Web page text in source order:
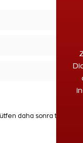
daha sonra tekrar